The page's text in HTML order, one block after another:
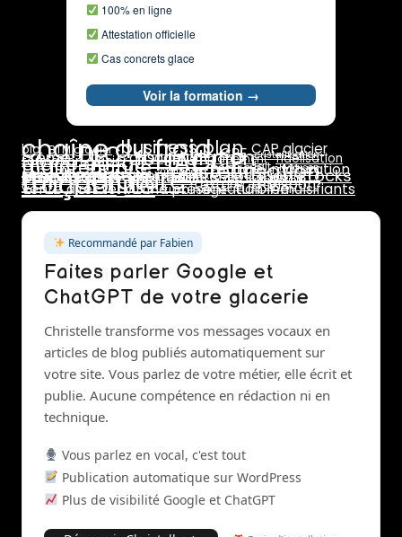
100% en ligne
Attestation officielle
Cas concrets glace
Voir la formation →
bio BTM glacier business plan CAP glacier
chaîne du froid CPF cristallisation
crème DLC dosage emplacement fidélisation
formation glacier formulation
glace au lait HACCP lait livraison
maintenance marchés marge maturation
pannes pasteurisateur pasteurisation
prix de vente rentabilité rotation stocks
réseaux sociaux saisonnalité stab stabilisant
stabilisants stabilisateur sucres surgélation
température texture transport
traçabilité turbinage turbine
vente directe vitrine présentation émulsifiants
Recommandé par Fabien
Faites parler Google et
ChatGPT de votre glacerie
Christelle transforme vos messages vocaux en
articles de blog publiés automatiquement sur
votre site. Vous parlez de votre métier, elle écrit et
publie. Aucune compétence en rédaction ni en
technique.
Vous parlez en vocal, c'est tout
Publication automatique sur WordPress
Plus de visibilité Google et ChatGPT